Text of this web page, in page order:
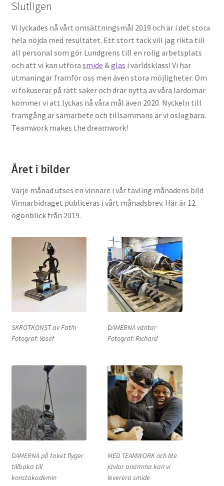
Slutligen
Vi lyckades nå vårt omsättningsmål 2019 och är i det stora
hela nöjda med resultatet. Ett stort tack vill jag rikta till
all personal som gör Lundgrens till en rolig arbetsplats
och att vi kan utföra smide &glas i världsklass! Vi har
utmaningar framför oss men även stora möjligheter. Om
vi fokuserar på rätt saker och drar nytta av våra lärdomar
kommer vi att lyckas nå våra mål även 2020. Nyckeln till
framgång är samarbete och tillsammans är vi oslagbara.
Teamwork makes the dreamwork!
Året i bilder
Varje månad utses en vinnare i vår tävling månadens bild
Vinnarbidraget publiceras i vårt månadsbrev. Här är 12
ögonblick från 2019.
SKROTKONST av Fathi
Fotograf: Yosef
DAMERNA väntar
Fotograf: Richard
DAMERNA på taket flyger
tillbaka till
konstakademin
MED TEAMWORK och lite
jävlar anamma kan vi
leverera smide